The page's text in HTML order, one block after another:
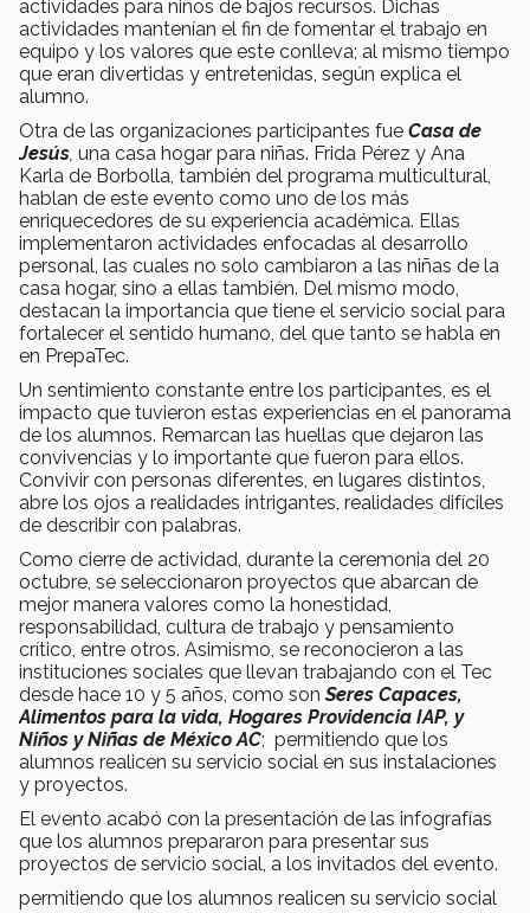
actividades para niños de bajos recursos. Dichas
actividades mantenían el fin de fomentar el trabajo en
equipo y los valores que este conlleva; al mismo tiempo
que eran divertidas y entretenidas, según explica el
alumno.
Otra de las organizaciones participantes fue Casa de
Jesús una casa hogar para niñas. Frida Pérez y Ana
Karla de Borbolla, también del programa multicultural,
hablan de este evento como uno de los más
enriquecedores de su experiencia académica. Ellas
implementaron actividades enfocadas al desarrollo
personal, las cuales no solo cambiaron a las niñas de la
casa hogar, sino a ellas también. Del mismo modo,
destacan la importancia que tiene el servicio social para
fortalecer el sentido humano, del que tanto se habla en
en PrepaTec.
Un sentimiento constante entre los participantes, es el
impacto que tuvieron estas experiencias en el panorama
de los alumnos. Remarcan las huellas que dejaron las
convivencias y lo importante que fueron para ellos.
Convivir con personas diferentes, en lugares distintos,
abre los ojos a realidades intrigantes, realidades difíciles
de describir con palabras.
Como cierre de actividad, durante la ceremonia del 20
octubre, se seleccionaron proyectos que abarcan de
mejor manera valores como la honestidad,
responsabilidad, cultura de trabajo y pensamiento
crítico, entre otros. Asimismo, se reconocieron a las
instituciones sociales que llevan trabajando con el Tec
desde hace 10 y 5 años, como sonSeres Capaces,
Alimentos para la vida, Hogares Providencia IAP, y
Niños y Niñas de México AC; permitiendo que los
alumnos realicen su servicio social en sus instalaciones
y proyectos.
El evento acabó con la presentación de las infografías
que los alumnos prepararon para presentar sus
proyectos de servicio social, a los invitados del evento.
permitiendo que los alumnos realicen su servicio social